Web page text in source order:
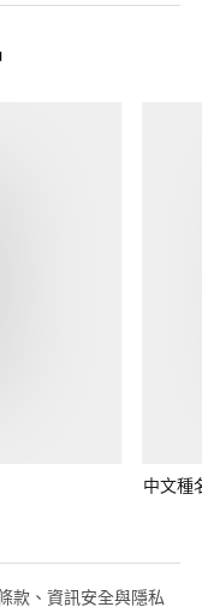
中文種
款、資訊安全與隱私